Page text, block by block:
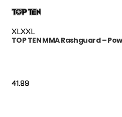
XL XXL
TOP TEN MMA Rashguard –
41.99